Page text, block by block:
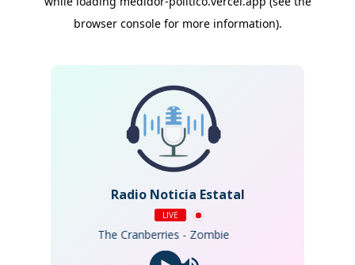
Radio Noticia Estatal
LIVE
The Cranberries - Zombie